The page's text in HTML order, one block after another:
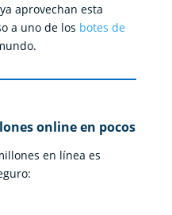
aprovechan esta
a uno de los botes de
online en pocos
en línea es